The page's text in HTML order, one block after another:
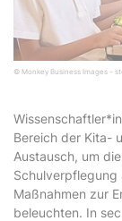
© Monkey Business Images -
Bereich der Kita-
Austausch, um
Schulverpflegung
Maßnahmen zur
beleuchten. In